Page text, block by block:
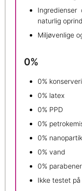
naturlig
Miljøvenlige
0%
0%
0% latex
0% PPD
0%
0%
0% vand
0% parabener
Ikke testet